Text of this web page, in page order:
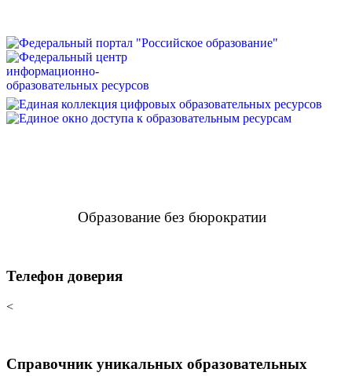
Образование без бюрократии
Телефон доверия
<
Справочник уникальных образовательных